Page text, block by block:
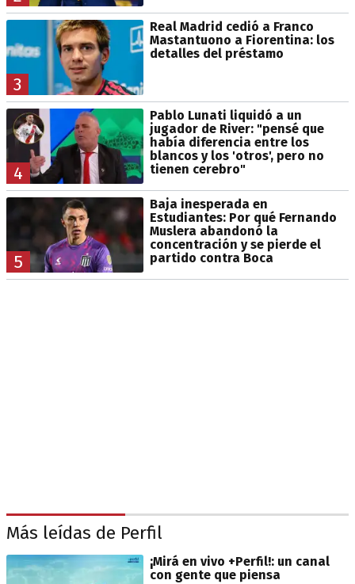
3
Real Madrid cedió a Franco
Mastantuono a Fiorentina: los
detalles del préstamo
4
Pablo Lunati liquidó a un
jugador de River: "pensé que
había diferencia entre los
blancos y los 'otros', pero no
tienen cerebro"
5
Baja inesperada en
Estudiantes: Por qué Fernando
Muslera abandonó la
concentración y se pierde el
partido contra Boca
Más leídas de Perfil
¡Mirá en vivo +Perfil!: un canal
con gente que piensa